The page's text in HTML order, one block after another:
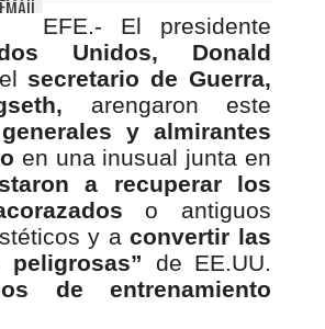
EMAIL
EFE.- El presidente
Unidos, Donald
secretario de Guerra,
arengaron este
generales y almirantes
en una inusual junta en
a recuperar los
o antiguos
y aconvertir las
peligrosas”
de EE.UU.
de entrenamiento